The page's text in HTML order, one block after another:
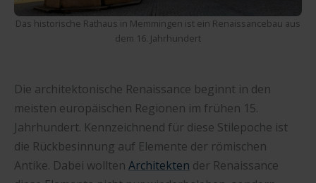
Das historische Rathaus in Memmingen ist ein Renaissancebau aus
dem 16. Jahrhundert
Die architektonische Renaissance beginnt in den
meisten europäischen Regionen im frühen 15.
Jahrhundert. Kennzeichnend für diese Stilepoche ist
die Rückbesinnung auf Elemente der römischen
Antike. Dabei wollten Architekten der Renaissance